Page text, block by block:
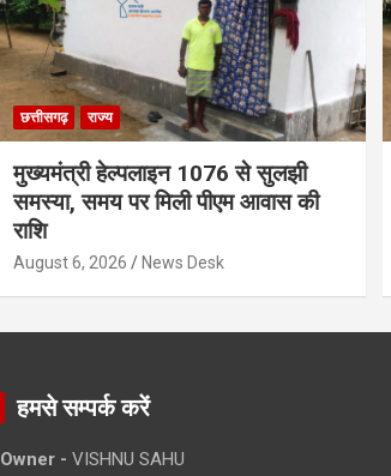
छत्तीसगढ़ राज्य
मुख्यमंत्री हेल्पलाइन 1076 से सुलझी
समस्या, समय पर मिली पीएम आवास की
राशि
August 6, 2026 News Desk
हमसे सम्पर्क करें
Owner - VISHNU SAHU